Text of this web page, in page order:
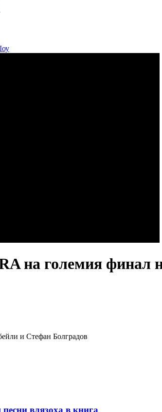
на големия финал
и Стефан Болградов